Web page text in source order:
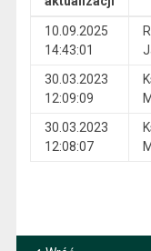
10.09.2025
14:43:01
30.03.2023
12:09:09
30.03.2023
12:08:07